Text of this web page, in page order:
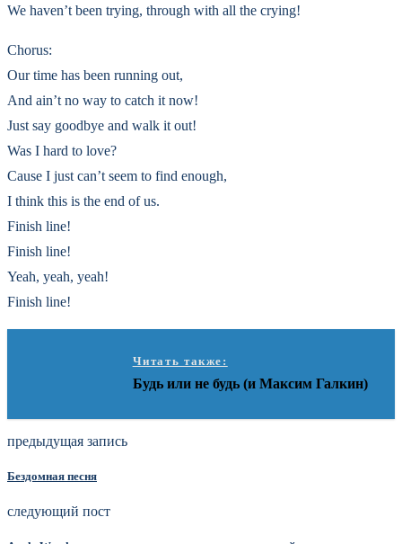
We haven’t been trying, through with all the crying!
Chorus:
Our time has been running out,
And ain’t no way to catch it now!
Just say goodbye and walk it out!
Was I hard to love?
Cause I just can’t seem to find enough,
I think this is the end of us.
Finish line!
Finish line!
Yeah, yeah, yeah!
Finish line!
Читать также:
Будь или не будь (и Максим Галкин)
предыдущая запись
Бездомная песня
следующий пост